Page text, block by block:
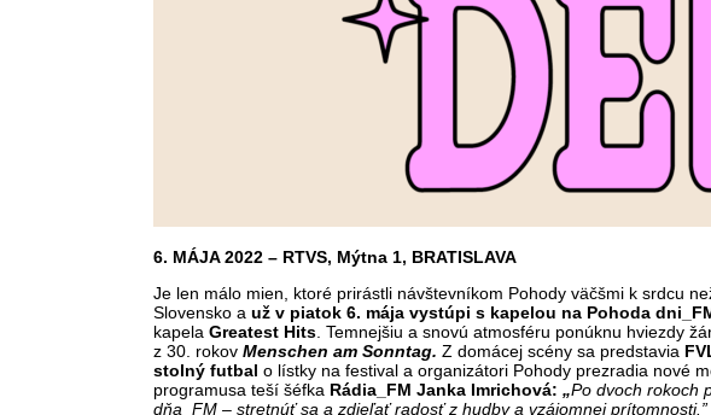
6. MÁJA 2022 – RTVS, Mýtna 1, BRATISLAVA
Je len málo mien, ktoré prirástli návštevníkom Pohody väčšmi k srdcu
Slovensko a už v piatok 6. mája vystúpi s kapelou na Pohoda
kapela Greatest Hits . Temnejšiu a snovú atmosféru ponúknu hviezdy
z 30. rokov Menschen am Sonntag. Z domácej scény sa predstavia
stolný futbal o lístky na festival a organizátori Pohody prezradia nové
programusa teší šéfka Rádia_FM Janka Imrichová: „Po dvoch rokoch
dňa_FM – stretnúť sa a zdieľať radosť z hudby a vzájomnej prítomnosti.”